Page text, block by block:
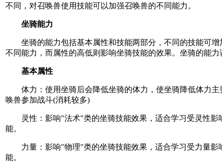
不同，对召唤兽使用技能可以加强召唤兽的不同能力。
坐骑能力
坐骑的能力包括基本属性和技能两部分，不同的技能可增
不同能力，而属性的高低则影响坐骑技能的效果。坐骑的能力
基本属性
体力：使用坐骑后会降低坐骑的体力，使坐骑降低体力主
唤兽参加战斗(消耗较多)
灵性：影响"法术"类的坐骑技能效果，适合学习受灵性影
能。
力量：影响"物理"类的坐骑技能效果，适合学习受力量影
能。